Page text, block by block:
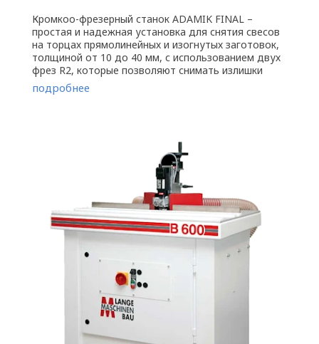
Кромкоо-фрезерный станок ADAMIK FINAL –
простая и надежная установка для снятия свесов
на торцах прямолинейных и изогнутых заготовок,
толщиной от 10 до 40 мм, с использованием двух
фрез R2, которые позволяют снимать излишки
кромки с двух сторон без ...
подробнее